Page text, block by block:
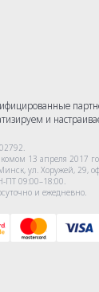
и
13 апреля 2017
ул. Хоружей, 29,
ПТ 09:00–18:00.
и ежедневно.